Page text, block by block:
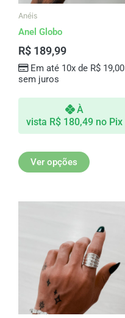
Anéis
Anel Globo
R$ 189,99
Em até 10x de R$19,00
sem juros
À
vista R$ 180,49 no Pix
Ver opções
do
tem
várias
variantes.
As
opções
podem